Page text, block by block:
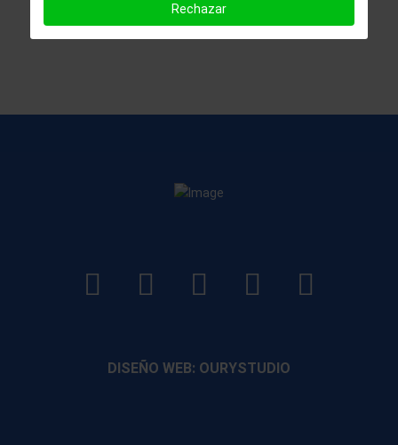
LinkedInInstagramFacebook
YouTube
DISEÑO WEB: OURYSTUDIO
Rechazar